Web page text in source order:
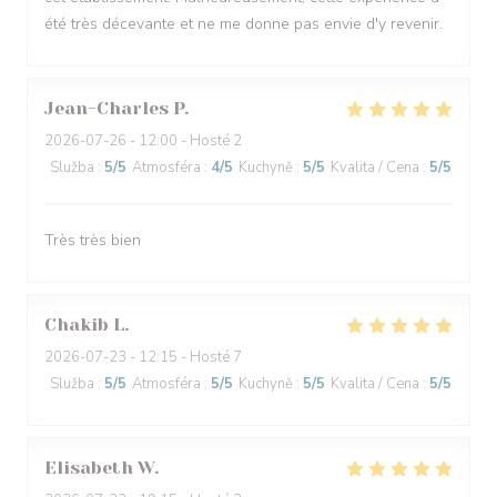
été très décevante et ne me donne pas envie d'y revenir.
Jean-Charles P
2026-07-26 - 12:00 - Hosté 2
Služba : 5/5 Atmosféra : 4/5 Kuchyně : 5/5 Kvalita / Cena : 5/5
Très très bien
Chakib L
2026-07-23 - 12:15 - Hosté 7
Služba : 5/5 Atmosféra : 5/5 Kuchyně : 5/5 Kvalita / Cena : 5/5
Elisabeth W